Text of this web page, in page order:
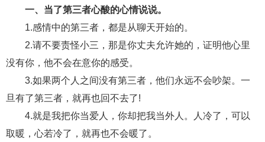
变心 感人 伤感 婚姻问题 脾气
失恋挽救 情绪 时辰八字
十二生肖 分手复合
异地恋 明星 气质 美妆 情感挽回
一、当了第三者心酸的心情说说。
1.感情中的第三者，都是从聊天开始的。
2.请不要责怪小三，那是你丈夫允许她的，证明他心里
没有你，他不会在意你的感受。
3.如果两个人之间没有第三者，他们永远不会吵架。一
旦有了第三者，就再也回不去了!
4.就是我把你当爱人，你却把我当外人。人冷了，可以
取暖，心若冷了，就再也不会暖了。